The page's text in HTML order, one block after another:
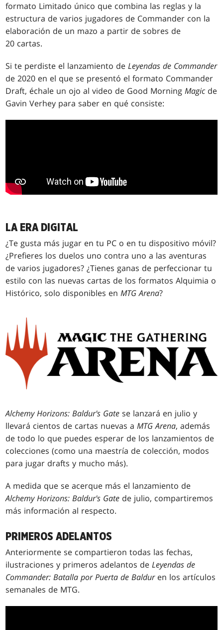
formato Limitado único que combina las reglas y la
estructura de varios jugadores de Commander con la
elaboración de un mazo a partir de sobres de
20 cartas.
Si te perdiste el lanzamiento deLeyendas de Commander
de 2020 en el que se presentó el formato Commander
Draft, échale un ojo al video de Good MorningMagic de
Gavin Verhey para saber en qué consiste:
LA ERA DIGITAL
¿Te gusta más jugar en tu PC o en tu dispositivo móvil?
¿Prefieres los duelos uno contra uno a las aventuras
de varios jugadores? ¿Tienes ganas de perfeccionar tu
estilo con las nuevas cartas de los formatos Alquimia o
Histórico, solo disponibles enMTG Arena?
Alchemy Horizons: Baldur's Gate se lanzará en julio y
llevará cientos de cartas nuevas aMTG Arena, además
de todo lo que puedes esperar de los lanzamientos de
colecciones (como una maestría de colección, modos
para jugar drafts y mucho más).
A medida que se acerque más el lanzamiento de
Alchemy Horizons: Baldur's Gate de julio, compartiremos
más información al respecto.
PRIMEROS ADELANTOS
Anteriormente se compartieron todas las fechas,
ilustraciones y primeros adelantos deLeyendas de
Commander: Batalla por Puerta de Balduren los artículos
semanales de MTG.